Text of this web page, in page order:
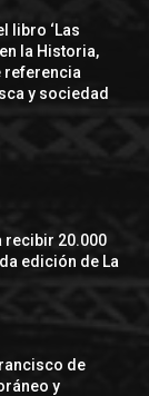
libro ‘Las
la Historia,
referencia
y sociedad
recibir 20.000
edición de La
de
y